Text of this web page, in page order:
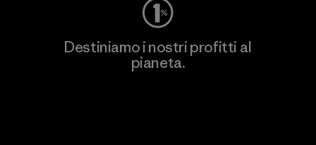
Destiniamo i nostri profitti al
pianeta.